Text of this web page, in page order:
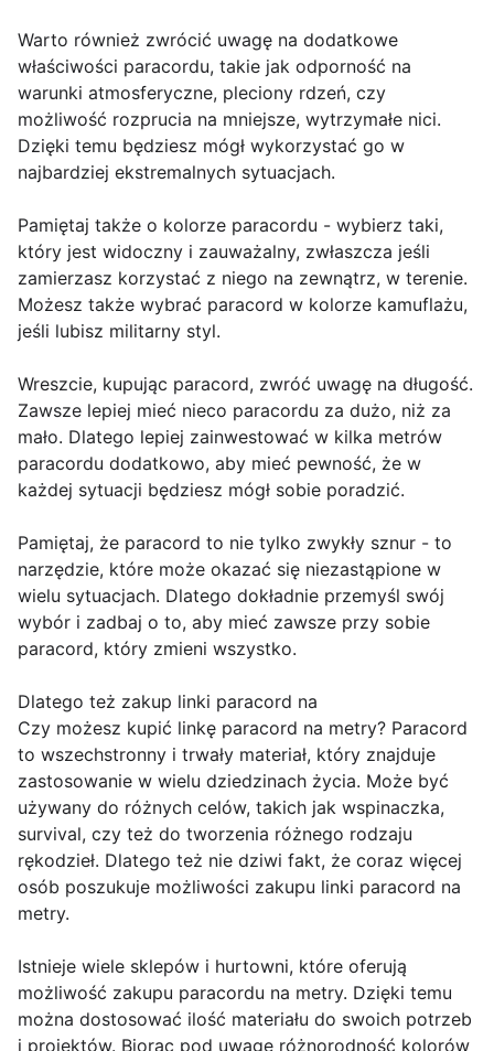
Warto również zwrócić uwagę na dodatkowe
właściwości paracordu, takie jak odporność na
warunki atmosferyczne, pleciony rdzeń, czy
możliwość rozprucia na mniejsze, wytrzymałe nici.
Dzięki temu będziesz mógł wykorzystać go w
najbardziej ekstremalnych sytuacjach.
Pamiętaj także o kolorze paracordu - wybierz taki,
który jest widoczny i zauważalny, zwłaszcza jeśli
zamierzasz korzystać z niego na zewnątrz, w terenie.
Możesz także wybrać paracord w kolorze kamuflażu,
jeśli lubisz militarny styl.
Wreszcie, kupując paracord, zwróć uwagę na długość.
Zawsze lepiej mieć nieco paracordu za dużo, niż za
mało. Dlatego lepiej zainwestować w kilka metrów
paracordu dodatkowo, aby mieć pewność, że w
każdej sytuacji będziesz mógł sobie poradzić.
Pamiętaj, że paracord to nie tylko zwykły sznur - to
narzędzie, które może okazać się niezastąpione w
wielu sytuacjach. Dlatego dokładnie przemyśl swój
wybór i zadbaj o to, aby mieć zawsze przy sobie
paracord, który zmieni wszystko.
Dlatego też zakup linki paracord na
Czy możesz kupić linkę paracord na metry? Paracord
to wszechstronny i trwały materiał, który znajduje
zastosowanie w wielu dziedzinach życia. Może być
używany do różnych celów, takich jak wspinaczka,
survival, czy też do tworzenia różnego rodzaju
rękodzieł. Dlatego też nie dziwi fakt, że coraz więcej
osób poszukuje możliwości zakupu linki paracord na
metry.
Istnieje wiele sklepów i hurtowni, które oferują
możliwość zakupu paracordu na metry. Dzięki temu
można dostosować ilość materiału do swoich potrzeb
i projektów. Biorąc pod uwagę różnorodność kolorów